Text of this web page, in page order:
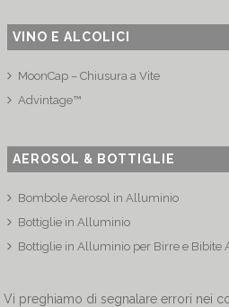
VINO E ALCOLICI
MoonCap – Chiusura a Vite
Advintage™
AEROSOL & BOTTIGLIE
Bombole Aerosol in Alluminio
Bottiglie in Alluminio
Bottiglie in Alluminio per Birre e Bibite
Vi preghiamo di segnalare errori nei